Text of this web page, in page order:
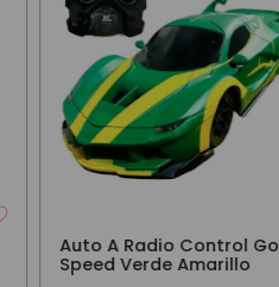
Auto A Radio Control Go
Speed Verde Amarillo